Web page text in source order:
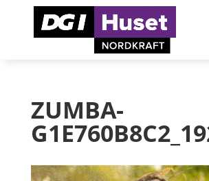
ZUMBA-